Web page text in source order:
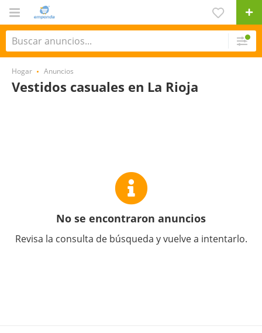
Hogar Anuncios
Vestidos casuales en La Rioja
No se encontraron anuncios
Revisa la consulta de búsqueda y vuelve a intentarlo.